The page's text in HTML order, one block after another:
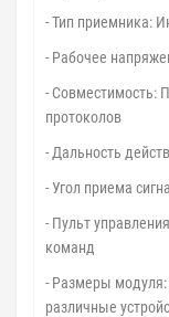
- Тип приемника:
- Рабочее
- Совместимость:
протоколов
- Дальность
- Угол приема
- Пульт
команд
- Размеры
различные